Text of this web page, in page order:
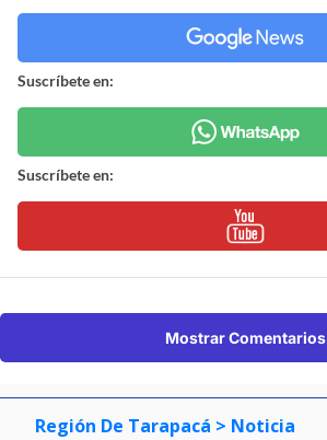
Suscríbete en:
Suscríbete en:
Mostrar Comentarios
Región De Tarapacá > Noticia